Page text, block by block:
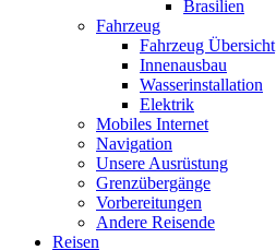
Brasilien
Fahrzeug
Fahrzeug Übersicht
Innenausbau
Wasserinstallation
Elektrik
Mobiles Internet
Navigation
Unsere Ausrüstung
Grenzübergänge
Vorbereitungen
Andere Reisende
Reisen